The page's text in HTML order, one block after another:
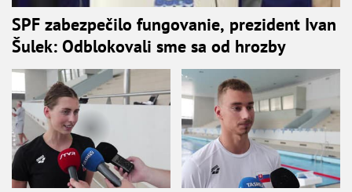
SPF zabezpečilo fungovanie, prezident Ivan
Šulek: Odblokovali sme sa od hrozby